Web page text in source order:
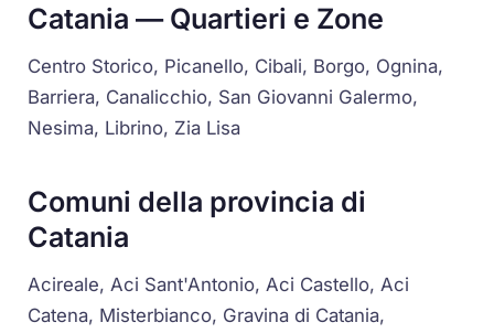
Catania — Quartieri e Zone
Centro Storico, Picanello, Cibali, Borgo, Ognina,
Barriera, Canalicchio, San Giovanni Galermo,
Nesima, Librino, Zia Lisa
Comuni della provincia di
Catania
Acireale, Aci Sant'Antonio, Aci Castello, Aci
Catena, Misterbianco, Gravina di Catania,